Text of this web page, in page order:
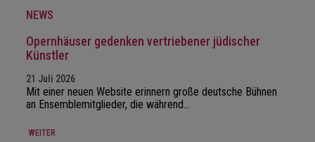
NEWS
Opernhäuser gedenken vertriebener jüdischer
Künstler
21 Juli 2026
Mit einer neuen Website erinnern große deutsche Bühnen
an Ensemblemitglieder, die während…
WEITER